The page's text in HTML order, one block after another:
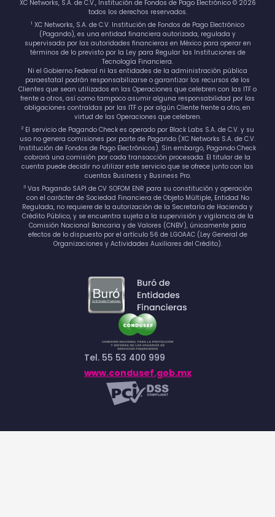
XC Networks, S.A. de C.V., Institución de Fondos de Pago Electrónico © 2026
todos los derechos reservados.
1 XC Networks, S.A. de C.V. Institución de Fondos de Pago Electrónico
(Pagando), es una entidad financiera autorizada, regulada y
supervisada por las autoridades financieras en México para operar en
términos de lo previsto por la Ley para Regular las Instituciones de
Tecnología Financiera.
Ni el Gobierno Federal ni las entidades de la administración pública
paraestatal podrán responsabilizarse o garantizar los recursos de los
Clientes que sean utilizados en las Operaciones que celebren con las ITF o
frente a otros, así como tampoco asumir alguna responsabilidad por las
obligaciones contraídas por las ITF o por algún Cliente frente a otro, en
virtud de las Operaciones que celebren.
2 El servicio de Pagando Check es operado por Black Labs S.A. de C.V. y su
uso no genera comisiones por parte de Pagando (XC Networks S.A. de C.V.
Institución de Fondos de Pago Electrónicos). Sin embargo, Pagando Check
cobrará una comisión por cada transacción procesada. El titular de la
cuenta puede decidir no utilizar este servicio que se ofrece junto con las
cuentas Business y Business Pro.
3Vas Pagando SAPI de CV SOFOM ENR para su constitución y operación
con el carácter de Sociedad Financiera de Objeto Múltiple, Entidad No
Regulada, no requiere de la autorización de la Secretaría de Hacienda y
Crédito Público, y se encuentra sujeta a la supervisión y vigilancia de la
Comisión Nacional Bancaria y de Valores (CNBV), únicamente para
efectos de lo dispuesto por el artículo 56 de LGOAAC (Ley General de
Organizaciones y Actividades Auxiliares del Crédito).
Tel. 55 53 400 999
www.condusef.gob.mx